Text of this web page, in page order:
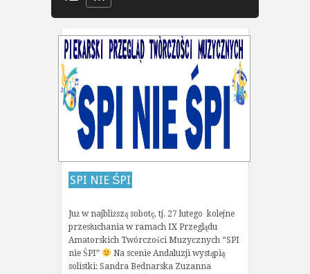
SPI NIE ŚPI
Już w najbliższą sobotę, tj. 27 lutego kolejne
przesłuchania w ramach IX Przeglądu
Amatorskich Twórczości Muzycznych “SPI
nie ŚPI”
Na scenie Andaluzji wystąpią
solistki: Sandra Bednarska Zuzanna